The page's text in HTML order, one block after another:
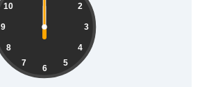
2
3
4
5
6
7
8
9
10